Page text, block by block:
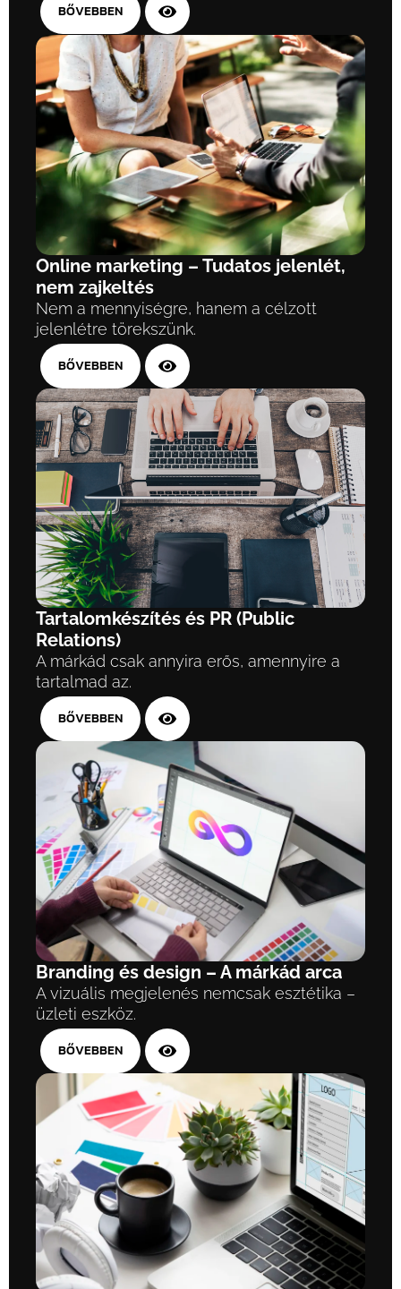
BŐVEBBEN
Online marketing – Tudatos jelenlét,
nem zajkeltés
Nem a mennyiségre, hanem a célzott
jelenlétre törekszünk.
BŐVEBBEN
Tartalomkészítés és PR (Public
Relations)
A márkád csak annyira erős, amennyire a
tartalmad az.
BŐVEBBEN
Branding és design – A márkád arca
A vizuális megjelenés nemcsak esztétika –
üzleti eszköz.
BŐVEBBEN